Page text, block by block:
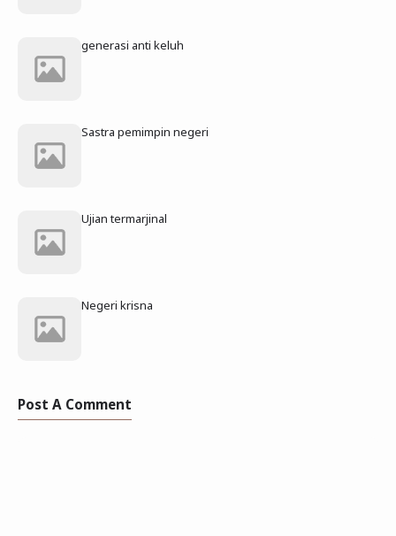
generasi anti keluh
Sastra pemimpin negeri
Ujian termarjinal
Negeri krisna
Post A Comment